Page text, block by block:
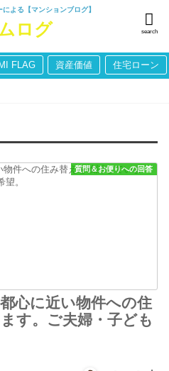
よる【マンションブログ】
search
FLAG 資産価値 住宅ローン
質問＆お便りへの回答
心に近い物件への住
す。ご夫婦・子ども